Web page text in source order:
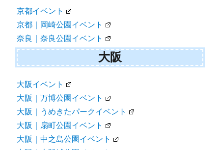
京都イベント
京都｜岡崎公園イベント
奈良｜奈良公園イベント
大阪
大阪イベント
大阪｜万博公園イベント
大阪｜うめきたパークイベント
大阪｜扇町公園イベント
大阪｜中之島公園イベント